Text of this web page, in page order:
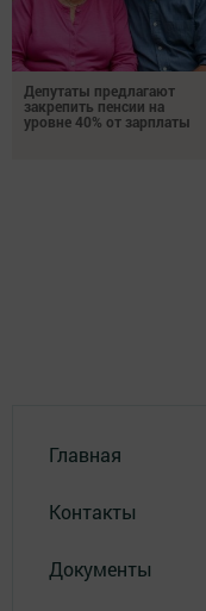
Депутаты предлагают
закрепить пенсии на
уровне 40% от зарплаты
Главная
Контакты
Документы